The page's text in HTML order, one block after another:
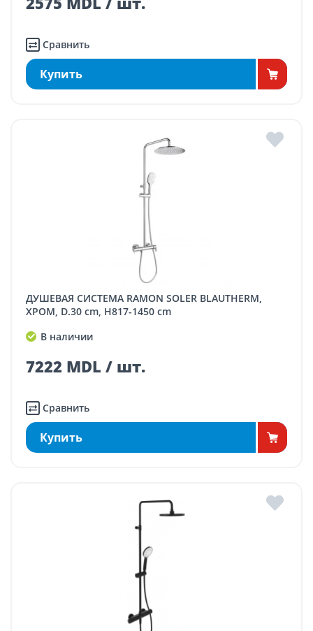
Сравнить
Купить
ДУШЕВАЯ СИСТЕМА RAMON SOLER BLAUTHERM,
ХРОМ, D.30 cm, H817-1450 cm
В наличии
7222 MDL / шт.
Сравнить
Купить